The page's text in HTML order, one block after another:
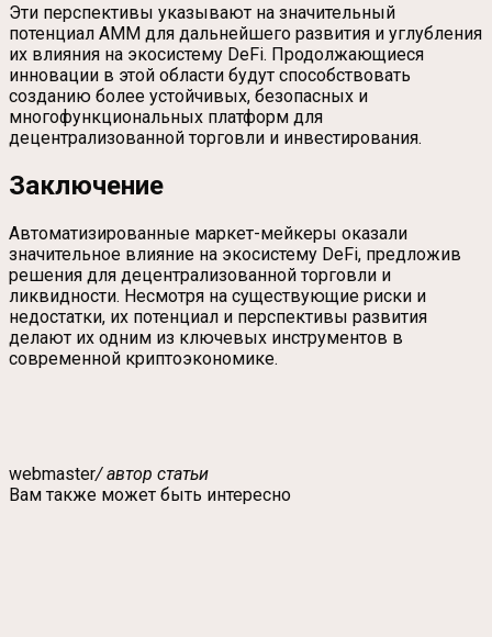
Эти перспективы указывают на значительный
потенциал AMM для дальнейшего развития и углубления
их влияния на экосистему DeFi. Продолжающиеся
инновации в этой области будут способствовать
созданию более устойчивых, безопасных и
многофункциональных платформ для
децентрализованной торговли и инвестирования.
Заключение
Автоматизированные маркет-мейкеры оказали
значительное влияние на экосистему DeFi, предложив
решения для децентрализованной торговли и
ликвидности. Несмотря на существующие риски и
недостатки, их потенциал и перспективы развития
делают их одним из ключевых инструментов в
современной криптоэкономике.
webmaster/ автор статьи
Вам также может быть интересно